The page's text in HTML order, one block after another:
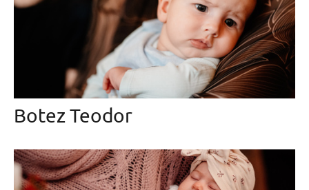
Botez Teodor